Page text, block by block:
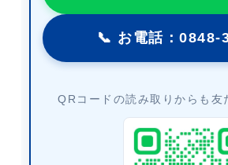
📞 お電話：0848-
QRコードの読み取りからも友